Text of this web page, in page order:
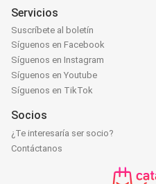
Servicios
Suscríbete al boletín
Síguenos en Facebook
Síguenos en Instagram
Síguenos en Youtube
Síguenos en TikTok
Socios
¿Te interesaría ser socio?
Contáctanos